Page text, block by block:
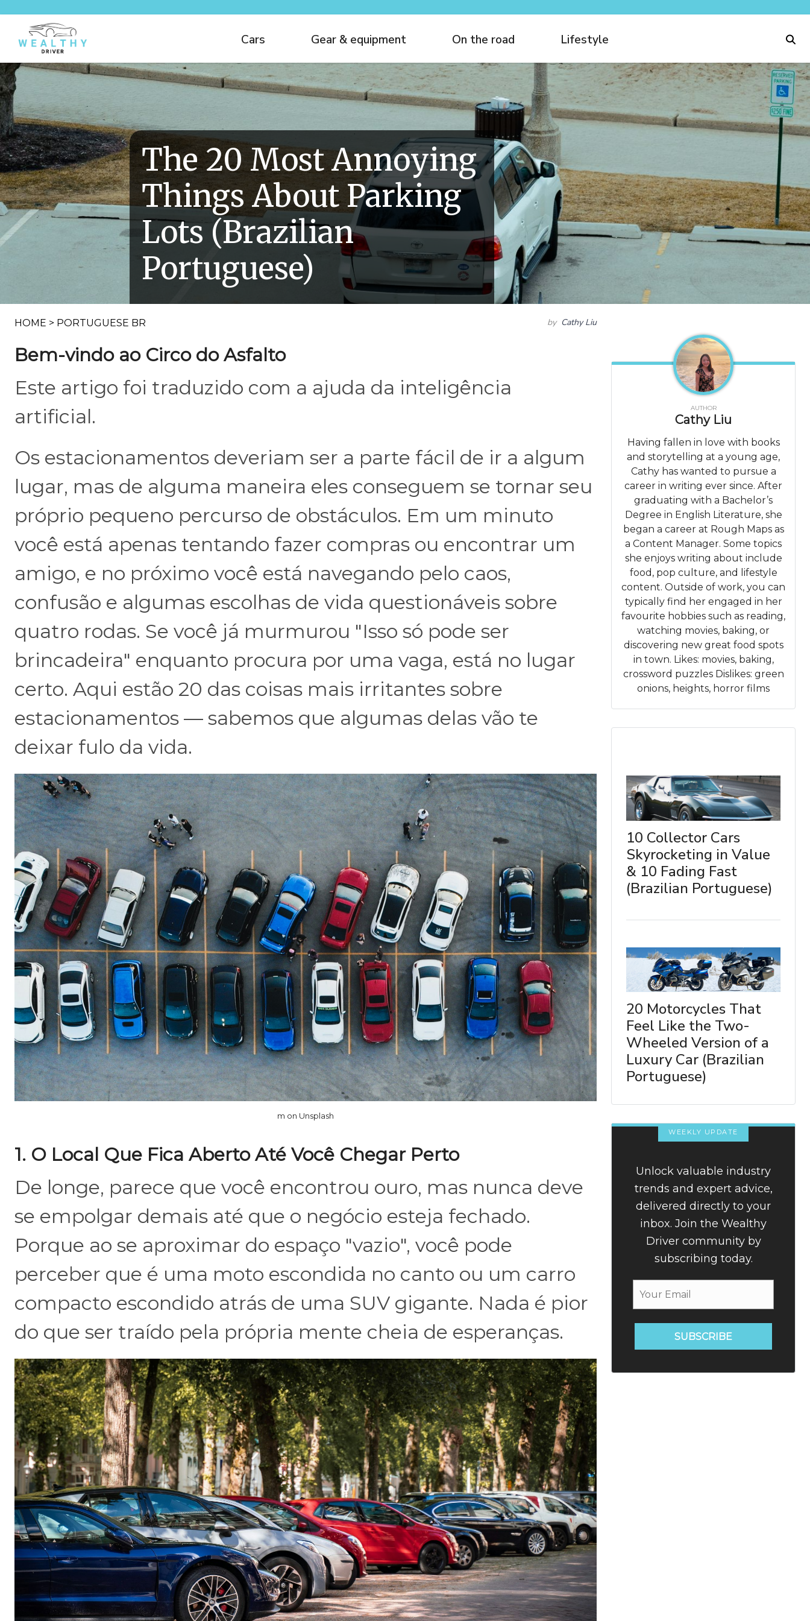
Cars Gear & equipment On the road Lifestyle
The 20 Most Annoying
Things About Parking
Lots (Brazilian
Portuguese)
HOME > PORTUGUESE BR by Cathy Liu
Bem-vindo ao Circo do Asfalto
Este artigo foi traduzido com a ajuda da inteligência
artificial.
Os estacionamentos deveriam ser a parte fácil de ir a algum
lugar, mas de alguma maneira eles conseguem se tornar seu
próprio pequeno percurso de obstáculos. Em um minuto
você está apenas tentando fazer compras ou encontrar um
amigo, e no próximo você está navegando pelo caos,
confusão e algumas escolhas de vida questionáveis sobre
quatro rodas. Se você já murmurou "Isso só pode ser
brincadeira" enquanto procura por uma vaga, está no lugar
certo. Aqui estão 20 das coisas mais irritantes sobre
estacionamentos — sabemos que algumas delas vão te
deixar fulo da vida.
m on Unsplash
1. O Local Que Fica Aberto Até Você Chegar Perto
De longe, parece que você encontrou ouro, mas nunca deve
se empolgar demais até que o negócio esteja fechado.
Porque ao se aproximar do espaço "vazio", você pode
perceber que é uma moto escondida no canto ou um carro
compacto escondido atrás de uma SUV gigante. Nada é pior
do que ser traído pela própria mente cheia de esperanças.
AUTHOR
Cathy Liu
Having fallen in love with books
and storytelling at a young age,
Cathy has wanted to pursue a
career in writing ever since. After
graduating with a Bachelor’s
Degree in English Literature, she
began a career at Rough Maps as
a Content Manager. Some topics
she enjoys writing about include
food, pop culture, and lifestyle
content. Outside of work, you can
typically find her engaged in her
favourite hobbies such as reading,
watching movies, baking, or
discovering new great food spots
in town. Likes: movies, baking,
crossword puzzles Dislikes: green
onions, heights, horror films
10 Collector Cars
Skyrocketing in Value
& 10 Fading Fast
(Brazilian Portuguese)
20 Motorcycles That
Feel Like the Two-
Wheeled Version of a
Luxury Car (Brazilian
Portuguese)
WEEKLY UPDATE
Unlock valuable industry
trends and expert advice,
delivered directly to your
inbox. Join the Wealthy
Driver community by
subscribing today.
SUBSCRIBE